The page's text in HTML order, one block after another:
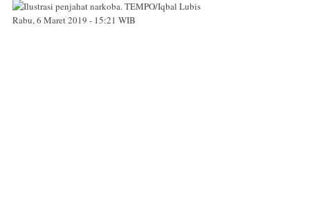
Rabu, 6 Maret 2019 - 15:21 WIB